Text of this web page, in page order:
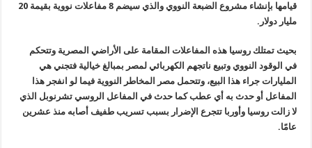
قيامها بإنشاء مشروع الضبعة النووي والذي سيضم 8 مفاعلات نووية بقيمة 20
مليار دولار .
بحيث تمتلك روسيا هذه المفاعلات المقامة على الأراضي المصرية وتتحكم
في الوقود النووي وتبيع ناتجهم الكهربائي لمصر بمبالغ خيالية فتجني هي
المليارات جراء هذا البيع، وتتحمل مصر المخاطر النووية فيما لو انفجر هذا
المفاعل أو حدث به أي عطب كما حدث في المفاعل الروسي تشرنوبل الذي
لا زالت روسيا وأوربا تتجرع الإضرار بسبب تسريب طفيف أصابه منذ عشرين
عامًا.